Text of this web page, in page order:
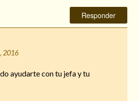
Responder
2016
ayudarte con tu jefa y tu